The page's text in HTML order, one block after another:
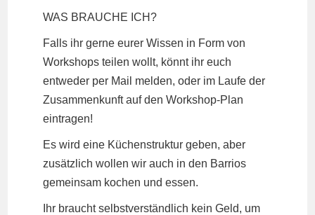
WAS BRAUCHE ICH?
Falls ihr gerne eurer Wissen in Form von
Workshops teilen wollt, könnt ihr euch
entweder per Mail melden, oder im Laufe der
Zusammenkunft auf den Workshop-Plan
eintragen!
Es wird eine Küchenstruktur geben, aber
zusätzlich wollen wir auch in den Barrios
gemeinsam kochen und essen.
Ihr braucht selbstverständlich kein Geld, um